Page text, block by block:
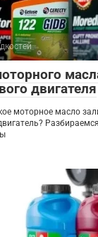
двигателя
моторное масло